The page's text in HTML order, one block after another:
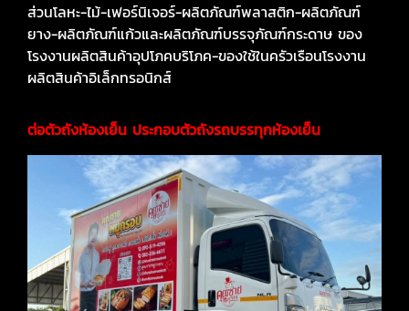
ส่วนโลหะ-ไม้-เฟอร์นิเจอร์-ผลิตภัณฑ์พลาสติก-ผลิตภัณฑ์
ยาง-ผลิตภัณฑ์แก้วและผลิตภัณฑ์บรรจุภัณฑ์กระดาษ ของ
โรงงานผลิตสินค้าอุปโภคบริโภค-ของใช้ในครัวเรือนโรงงาน
ผลิตสินค้าอิเล็กทรอนิกส์
ต่อตัวถังห้องเย็น ประกอบตัวถังรถบรรทุกห้องเย็น